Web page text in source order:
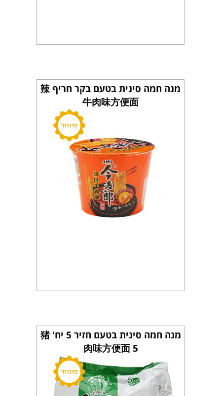
מנה חמה סינית בטעם בקר חריף 辣
牛肉味方便面
מנה חמה סינית בטעם חזיר 5 יח' 猪
肉味方便面 5